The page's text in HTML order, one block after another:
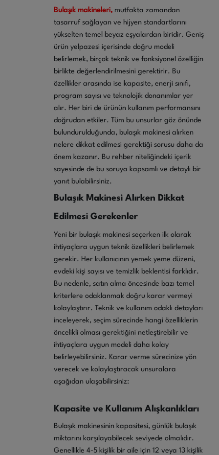
Bulaşık makineleri, mutfakta zamandan
tasarruf sağlayan ve hijyen standartlarını
yükselten temel beyaz eşyalardan biridir. Geniş
ürün yelpazesi içerisinde doğru modeli
belirlemek, birçok teknik ve fonksiyonel özelliğin
birlikte değerlendirilmesini gerektirir. Bu
özellikler arasında ise kapasite, enerji sınıfı,
program sayısı ve teknolojik donanımlar yer
alır. Her biri de ürünün kullanım performansını
doğrudan etkiler. Tüm bu unsurlar göz önünde
bulundurulduğunda, bulaşık makinesi alırken
nelere dikkat edilmesi gerektiği sorusu daha da
önem kazanır. Bu rehber niteliğindeki içerik
sayesinde de bu soruya kapsamlı ve detaylı bir
yanıt bulabilirsiniz.
Bulaşık Makinesi Alırken Dikkat
Edilmesi Gerekenler
Yeni bir bulaşık makinesi seçerken ilk olarak
ihtiyaçlara uygun teknik özellikleri belirlemek
gerekir. Her kullanıcının yemek yeme düzeni,
evdeki kişi sayısı ve temizlik beklentisi farklıdır.
Bu nedenle, satın alma öncesinde bazı temel
kriterlere odaklanmak doğru karar vermeyi
kolaylaştırır. Teknik ve kullanım odaklı detayları
inceleyerek, seçim sürecinde hangi özelliklerin
öncelikli olması gerektiğini netleştirebilir ve
ihtiyaçlara uygun modeli daha kolay
belirleyebilirsiniz. Karar verme sürecinize yön
verecek ve kolaylaştıracak unsuralara
aşağıdan ulaşabilirsiniz:
Kapasite ve Kullanım Alışkanlıkları
Bulaşık makinesinin kapasitesi, günlük bulaşık
miktarını karşılayabilecek seviyede olmalıdır.
Genellikle 4-5 kişilik bir aile için 12 veya 13 kişilik